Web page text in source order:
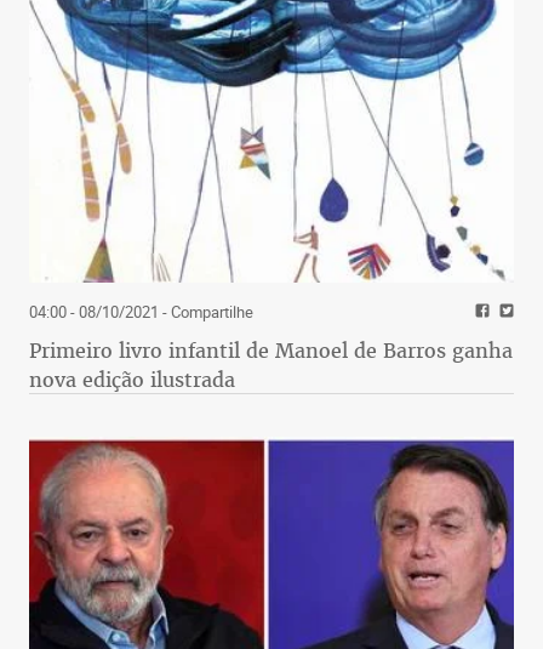
04:00 - 08/10/2021 - Compartilhe
Primeiro livro infantil de Manoel de Barros ganha
nova edição ilustrada